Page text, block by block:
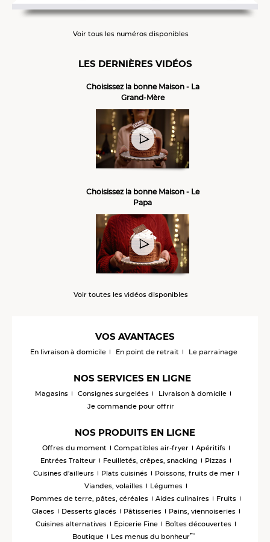
Voir tous les numéros disponibles
LES DERNIÈRES VIDÉOS
Choisissez la bonne Maison - La
Grand-Mère
Choisissez la bonne Maison - Le
Papa
Voir toutes les vidéos disponibles
VOS AVANTAGES
En livraison à domicile En point de retrait Le parrainage
NOS SERVICES EN LIGNE
Magasins Consignes surgelées
Livraison à domicile
Je commande pour offrir
NOS PRODUITS EN LIGNE
Offres du moment Compatibles air-fryer
Apéritifs
Entrées Traiteur
Feuilletés, crêpes, snacking
Pizzas
Cuisines d'ailleurs
Plats cuisinés
Poissons, fruits de mer
Viandes, volailles
Légumes
Pommes de terre, pâtes, céréales
Aides culinaires
Fruits
Glaces
Desserts glacés Pâtisseries
Pains, viennoiseries
Cuisines alternatives
Epicerie Fine
Boîtes découvertes
Boutique
Les menus du bonheur™